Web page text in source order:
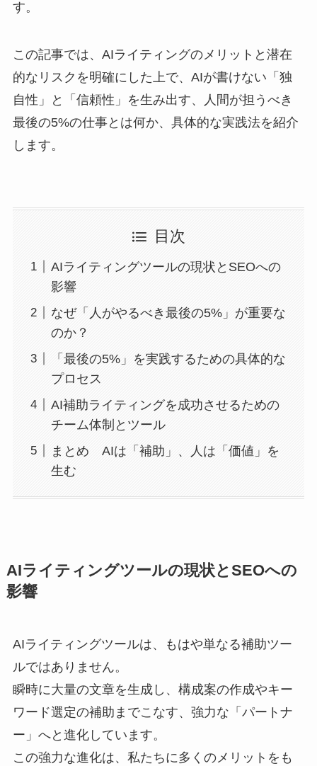
す。
この記事では、AIライティングのメリットと潜在
的なリスクを明確にした上で、AIが書けない「独
自性」と「信頼性」を生み出す、人間が担うべき
最後の5%の仕事とは何か、具体的な実践法を紹介
します。
目次
AIライティングツールの現状とSEOへの
影響
なぜ「人がやるべき最後の5%」が重要な
のか？
「最後の5%」を実践するための具体的な
プロセス
AI補助ライティングを成功させるための
チーム体制とツール
まとめ AIは「補助」、人は「価値」を
生む
AIライティングツールの現状とSEOへの
影響
AIライティングツールは、もはや単なる補助ツー
ルではありません。
瞬時に大量の文章を生成し、構成案の作成やキー
ワード選定の補助までこなす、強力な「パートナ
ー」へと進化しています。
この強力な進化は、私たちに多くのメリットをも